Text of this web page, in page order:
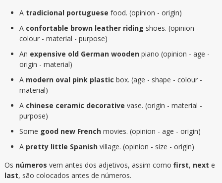
A tradicional portuguese food. (opinion - origin)
A confortable brown leather riding shoes. (opinion -
colour - material - purpose)
An expensive old German woodenpiano (opinion - age -
origin - material)
A modern oval pink plastic box. (age - shape - colour -
material)
A chinese ceramic decorative vase. (origin - material -
purpose)
Some good new Frenchmovies. (opinion - age - origin)
A pretty little Spanishvillage. (opinion - size - origin)
Os números vem antes dos adjetivos, assim como first, next e
last, são colocados antes de números.